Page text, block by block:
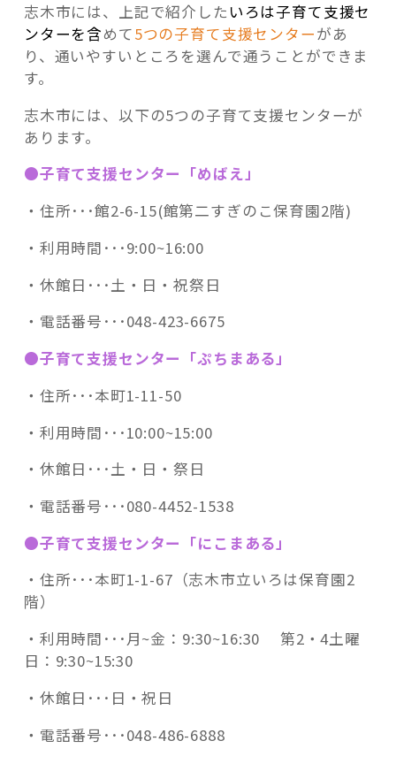
志木市には、上記で紹介した いろは子育て支援セ
ンターを含めて5つの子育て支援センターがあ
り、通いやすいところを選んで通うことができま
す。
志木市には、以下の5つの子育て支援センターが
あります。
●子育て支援センター「めばえ」
・住所･･･館2-6-15(館第二すぎのこ保育園2階)
・利用時間･･･9:00~16:00
・休館日･･･土・日・祝祭日
・電話番号･･･048-423-6675
●子育て支援センター「ぷちまある」
・住所･･･本町1-11-50
・利用時間･･･10:00~15:00
・休館日･･･土・日・祭日
・電話番号･･･080-4452-1538
●子育て支援センター「にこまある」
・住所･･･本町1-1-67（志木市立いろは保育園2
階）
・利用時間･･･月~金：9:30~16:30 第2・4土曜
日：9:30~15:30
・休館日･･･ 日・祝日
・電話番号･･･048-486-6888